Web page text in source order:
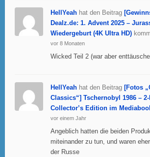
HellYeah hat den Beitrag
Dealz.de: 1. Advent 2025 –
Wiedergeburt (4K Ultra HD)
vor 8 Monaten
Wicked Teil 2 (war aber
HellYeah hat den Beitrag [Fotos
Classics“] Tschernobyl 1986 –
Collector’s Edition im
vor einem Jahr
Angeblich hatten die beiden
miteinander zu tun, und waren
der Russe